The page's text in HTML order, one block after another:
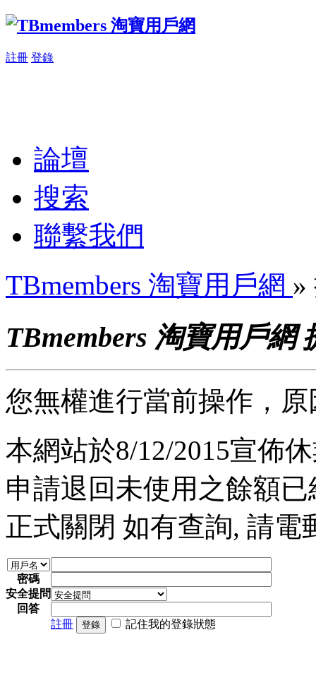
註冊 登錄
論壇
搜索
聯繫我們
TBmembers 淘寶用戶網 »
TBmembers 淘寶用戶網
您無權進行當前操作，
本網站於8/12/2015宣佈
申請退回未使用之餘額
正式關閉 如有查詢, 請電
密碼
安全提問
回答
註冊
登錄 記住我的登錄狀態